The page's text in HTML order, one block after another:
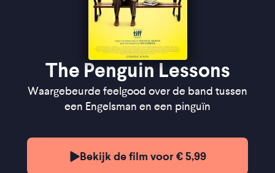
The Penguin Lessons
Waargebeurde feelgood over de band tussen
een Engelsman en een pinguïn
Bekijk de film voor € 5,99